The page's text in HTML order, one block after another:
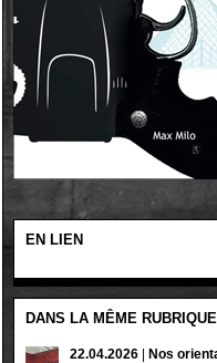
EN LIEN
DANS LA MÊME RUBRIQUE
22.04.2026
Nos